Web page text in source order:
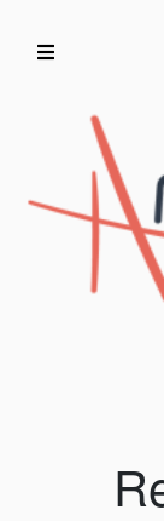
Accueil
Artisans/